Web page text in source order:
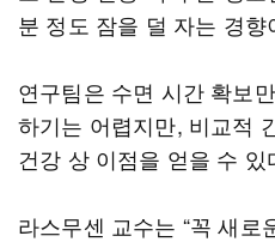
분 정도 잠을 덜 자는 경향
연구팀은 수면 시간 확보
하기는 어렵지만, 비교적
건강 상 이점을 얻을 수 있
라스무센 교수는 “꼭 새